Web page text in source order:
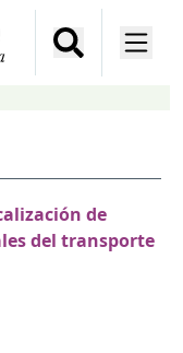
de
del transporte